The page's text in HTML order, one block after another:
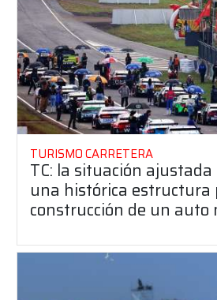
TURISMO CARRETERA
TC: la situación
una histórica estructura
construcción de un auto